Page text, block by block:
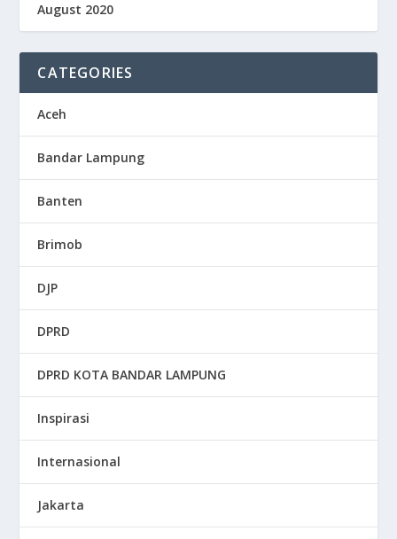
August 2020
CATEGORIES
Aceh
Bandar Lampung
Banten
Brimob
DJP
DPRD
DPRD KOTA BANDAR LAMPUNG
Inspirasi
Internasional
Jakarta